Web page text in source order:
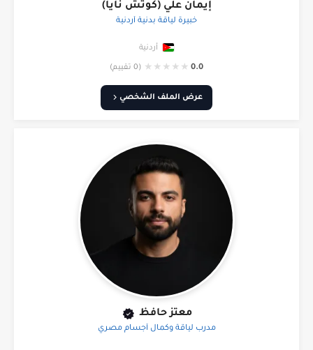
إيمان علي (كوتش نايا)
خبيرة لياقة بدنية أردنية
أردنية
0.0
★
★
★
★
★ (0 تقييم)
عرض الملف الشخصي
معتز حافظ
مدرب لياقة وكمال أجسام مصري